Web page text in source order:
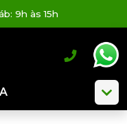
9h às 15h